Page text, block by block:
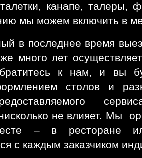
канапе, талеры,
мы можем включить в
в последнее время
много лет
к нам, и вы
столов и
не влияет. Мы
– в ресторане
с каждым заказчиком